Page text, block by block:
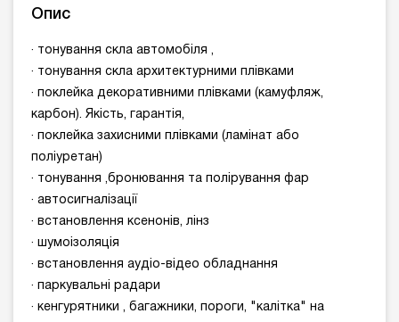
Опис
· тонування скла автомобіля ,
· тонування скла архитектурними плівками
· поклейка декоративними плівками (камуфляж,
карбон). Якість, гарантія,
· поклейка захисними плівками (ламінат або
поліуретан)
· тонування ,бронювання та полірування фар
· автосигналізації
· встановлення ксенонів, лінз
· шумоізоляція
· встановлення аудіо-відео обладнання
· паркувальні радари
· кенгурятники , багажники, пороги, "калітка" на